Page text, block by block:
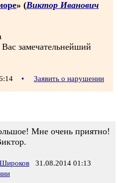
» (Виктор Иванович
замечательнейший
• Заявить о нарушении
Мне очень приятно!
31.08.2014 01:13